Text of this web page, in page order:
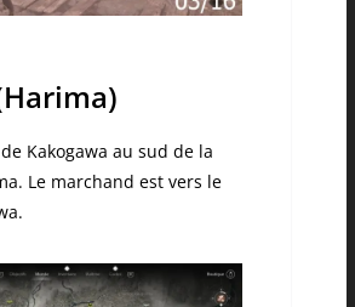
Kakogawa au sud de la
Le marchand est vers le